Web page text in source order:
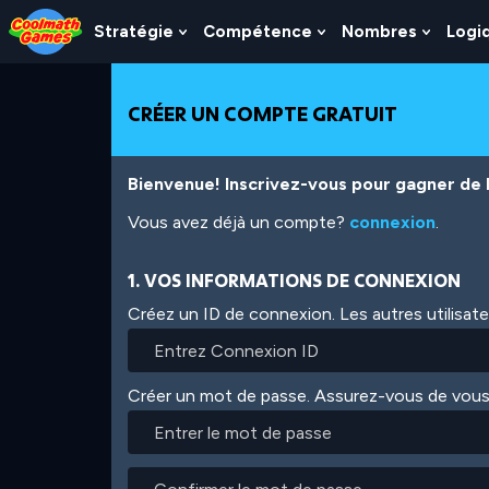
Skip
to
Top
Skip
to
Navigation
Skip
to
Main
Skip
to
Footer
Aller
au
contenu
Stratégie
Show
Submenu
Stratégie
Compétence
Show
Submenu
Compétence
Nombres
Show
CRÉER UN COMPTE GRATUIT
Bienvenue! Inscrivez-vous pour gagner
Vous avez déjà un compte? connexion.
1. VOS INFORMATIONS DE CONNEXION
Créez un ID de connexion. Les autres
Créer un mot de passe. Assurez-vous de
mot